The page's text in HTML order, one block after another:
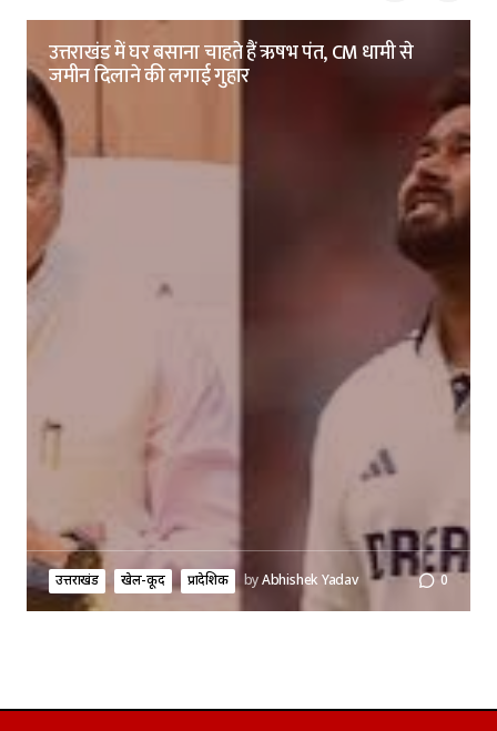
उत्तराखंड में घर बसाना चाहते हैं ऋषभ पंत, CM धामी से
जमीन दिलाने की लगाई गुहार
उत्तराखंड खेल-कूद प्रादेशिक byAbhishek Yadav 0